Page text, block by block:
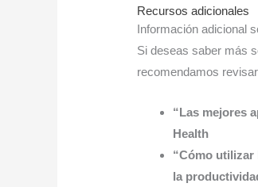
Recursos adicionales
Información adicional
Si deseas saber más
recomendamos
“Las mejores
Health
“Cómo utilizar
la